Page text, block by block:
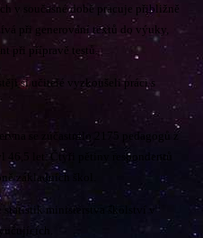
v současné době pracuje přibližně
při generování textů do výuky,
při přípravě testů.
si učitelé vyzkoušeli práci s
se zúčastnilo 2175 pedagogů z
46,5 let. Čtyři pětiny respondentů
základních škol.
statistik ministerstva školství v